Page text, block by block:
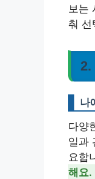
보는
춰 선
2.
나
다양
일과
요합
해요.